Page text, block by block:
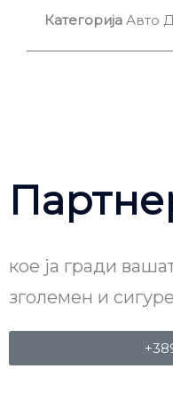
Категорија Авто
кое ја гради
зголемен и